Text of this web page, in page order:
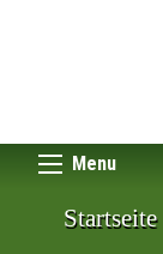
Menu
Startseite